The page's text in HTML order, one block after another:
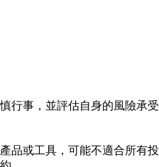
行事，並評估自身的風險承受
品或工具，可能不適合所有投